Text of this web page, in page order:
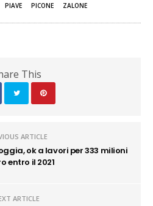
PIAVE PICONE ZALONE
This
ARTICLE
ok a lavori per 333 milioni
entro il 2021
ARTICLE